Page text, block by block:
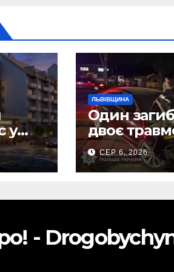
у
ЛЬВІВЩИНА
Один
двоє
внаслідок
Самбірщині
СЕР 6, 2026
-